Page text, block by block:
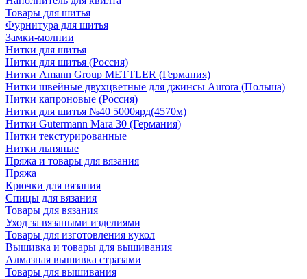
Товары для шитья
Фурнитура для шитья
Замки-молнии
Нитки для шитья
Нитки для шитья (Россия)
Нитки Amann Group METTLER (Германия)
Нитки швейные двухцветные для джинсы Aurora (Польша)
Нитки капроновые (Россия)
Нитки для шитья №40 5000ярд(4570м)
Нитки Gutermann Mara 30 (Германия)
Нитки текстурированные
Нитки льняные
Пряжа и товары для вязания
Пряжа
Крючки для вязания
Спицы для вязания
Товары для вязания
Уход за вязаными изделиями
Товары для изготовления кукол
Вышивка и товары для вышивания
Алмазная вышивка стразами
Товары для вышивания